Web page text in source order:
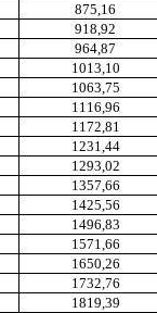
875,16
918,92
964,87
1013,10
1063,75
1116,96
1172,81
1231,44
1293,02
1357,66
1425,56
1496,83
1571,66
1650,26
1732,76
1819,39